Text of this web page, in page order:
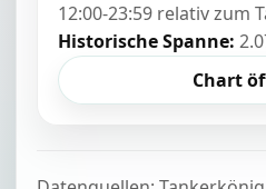
12:00-23:59 relativ zum
Historische Spanne:
Chart